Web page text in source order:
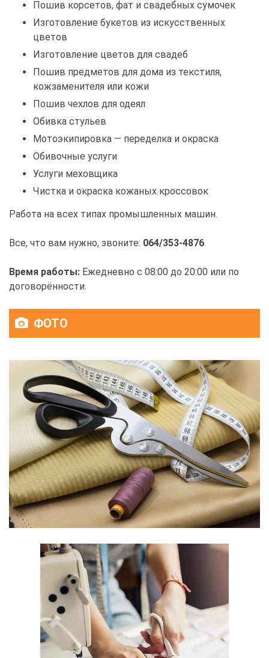
Пошив корсетов, фат и свадебных сумочек
Изготовление букетов из искусственных
цветов
Изготовление цветов для свадеб
Пошив предметов для дома из текстиля,
кожзаменителя или кожи
Пошив чехлов для одеял
Обивка стульев
Мотоэкипировка — переделка и окраска
Обивочные услуги
Услуги меховщика
Чистка и окраска кожаных кроссовок
Работа на всех типах промышленных машин.
Все, что вам нужно, звоните: 064/353-4876
Время работы: Ежедневно с 08:00 до 20:00 или по
договорённости.
ФОТО